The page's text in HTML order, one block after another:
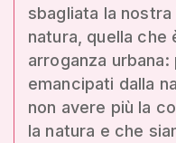
sbagliata la
natura, quella che
arroganza
emancipati dalla
non avere più la
la natura e che